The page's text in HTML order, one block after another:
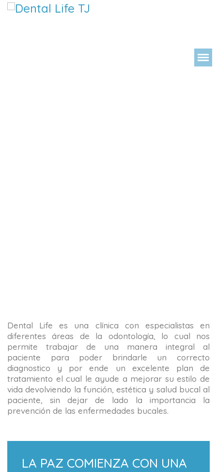
Dental Life es una clínica con especialistas en
diferentes áreas de la odontología, lo cual nos
permite trabajar de una manera integral al
paciente para poder brindarle un correcto
diagnostico y por ende un excelente plan de
tratamiento el cual le ayude a mejorar su estilo de
vida devolviendo la función, estética y salud bucal al
paciente, sin dejar de lado la importancia la
prevención de las enfermedades bucales.
LA PAZ COMIENZA CON UNA